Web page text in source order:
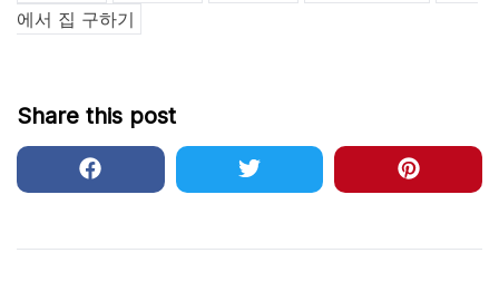
에서 집 구하기
Share this post